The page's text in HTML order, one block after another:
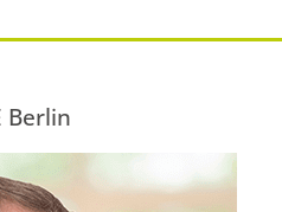
Berlin